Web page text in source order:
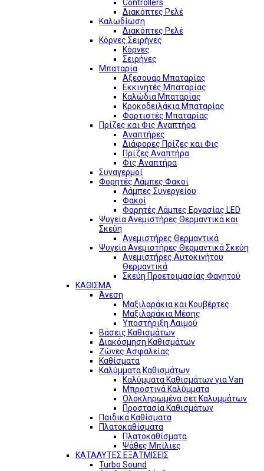
Controllers
Διακόπτες Ρελέ
Καλωδίωση
Διακόπτες Ρελέ
Κόρνες Σειρήνες
Κόρνες
Σειρήνες
Μπαταρία
Αξεσουάρ Μπαταρίας
Εκκινητές Μπαταρίας
Καλώδια Μπαταρίας
Κροκοδειλάκια Μπαταρίας
Φορτιστές Μπαταρίας
Πρίζες και Φις Αναπτήρα
Αναπτήρες
Διάφορες Πρίζες και Φις
Πρίζες Αναπτήρα
Φις Αναπτήρα
Συναγερμοί
Φορητές Λάμπες Φακοί
Λάμπες Συνεργείου
Φακοί
Φορητές Λάμπες Εργασίας LED
Ψυγεία Ανεμιστήρες Θερμαντικά και
Σκεύη
Ανεμιστήρες Θερμαντικά
Ψυγεία Ανεμιστήρες Θερμαντικά Σκεύη
Ανεμιστήρες Αυτοκινήτου
Θερμαντικά
Σκεύη Προετοιμασίας Φαγητού
ΚΑΘΙΣΜΑ
Άνεση
Μαξιλαράκια και Κουβέρτες
Μαξιλαράκια Μέσης
Υποστήριξη Λαιμού
Βάσεις Καθισμάτων
Διακόσμηση Καθισμάτων
Ζώνες Ασφαλείας
Καθίσματα
Καλύμματα Καθισμάτων
Καλύμματα Καθισμάτων για Van
Μπροστινά Καλύμματα
Ολοκληρωμένα σετ Καλυμμάτων
Προστασία Καθισμάτων
Παιδικά Καθίσματα
Πλατοκαθίσματα
Πλατοκαθίσματα
Ψάθες Μπίλιες
ΚΑΤΑΛΥΤΕΣ ΕΞΑΤΜΙΣΕΙΣ
Turbo Sound